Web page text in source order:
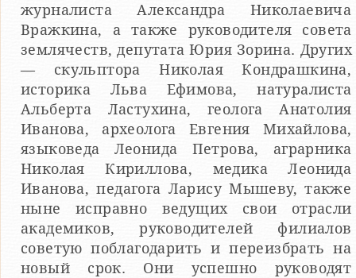
журналиста Александра Николаевича
Вражкина, а также руководителя совета
землячеств, депутата Юрия Зорина. Других
— скульптора Николая Кондрашкина,
историка Льва Ефимова, натуралиста
Альберта Ластухина, геолога Анатолия
Иванова, археолога Евгения Михайлова,
языковеда Леонида Петрова, аграрника
Николая Кириллова, медика Леонида
Иванова, педагога Ларису Мышеву, также
ныне исправно ведущих свои отрасли
академиков, руководителей филиалов
советую поблагодарить и переизбрать на
новый срок. Они успешно руководят